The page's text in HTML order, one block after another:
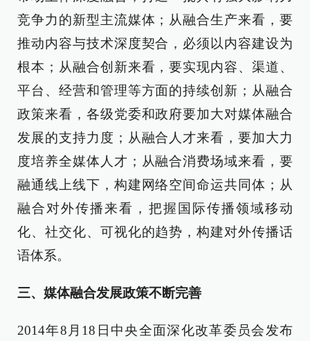
竞争力的新型主流媒体；从融合生产来看，要
推动内容与技术深度契合，必须以内容建设为
根本；从融合创新来看，要实现内容、渠道、
平台、经营和管理等方面的持续创新；从融合
政策来看，各级党委和政府要加大对媒体融合
发展的支持力度；从融合人才来看，要加大力
度培养全媒体人才；从融合消费场域来看，要
融通线上线下，构建网络空间命运共同体；从
融合对外传播来看，把握国际传播领域移动
化、社交化、可视化的趋势，构建对外传播话
语体系。
三、媒体融合发展政策不断完善
2014年8月18日中央全面深化改革委员会发布